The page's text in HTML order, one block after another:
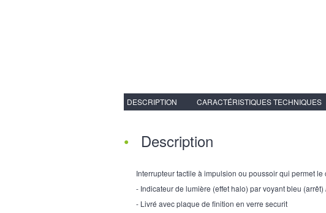
DESCRIPTION CARACTÉRISTIQUES TECHNIQUES
Description
Interrupteur tactile à impulsion ou poussoir qui permet
- Indicateur de lumière (effet halo) par voyant bleu (arrêt)
- Livré avec plaque de finition en verre securit